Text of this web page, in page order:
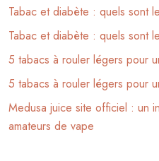
Tabac et diabète : quels sont
Tabac et diabète : quels sont
5 tabacs à rouler légers pour
5 tabacs à rouler légers pour
Medusa juice site officiel : un
amateurs de vape